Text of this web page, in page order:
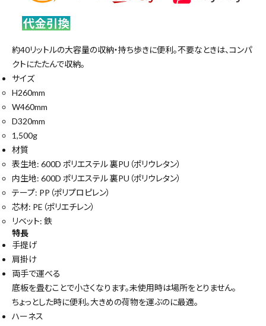
約40リットルの大容量の収納・持ち歩きに便利。不要なときは、コンパ
クトにたたんで収納。
サイズ
H260mm
W460mm
D320mm
1,500g
材質
表生地: 600D ポリエステル 裏PU（ポリウレタン）
内生地: 600D ポリエステル 裏PU（ポリウレタン）
テープ: PP（ポリプロピレン）
芯材: PE（ポリエチレン）
リベット: 鉄
特長
手提げ
肩掛け
両手で運べる
底板を畳むことで小さくなります。未使用時は場所をとりません。
ちょっとした時に便利。大きめの荷物を運ぶのに最適。
ハーネス